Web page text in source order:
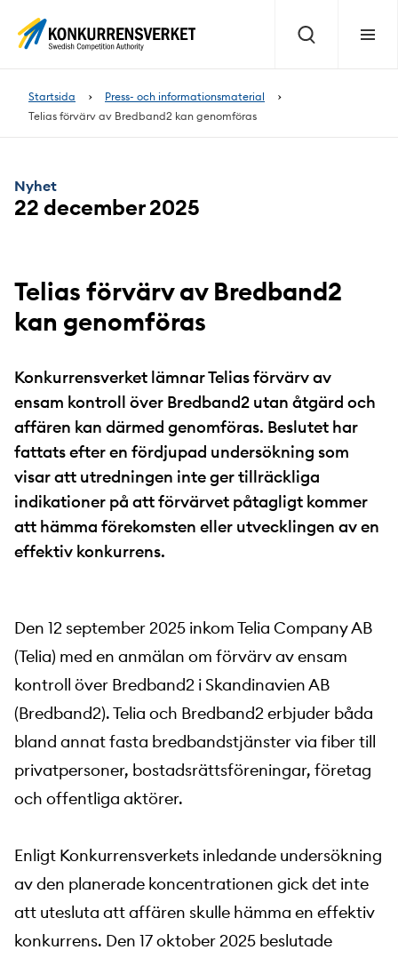
Sök Meny
Startsida
Press- och informationsmaterial
Telias förvärv av Bredband2 kan genomföras
Telias förvärv av Bredband2
kan genomföras
Konkurrensverket lämnar Telias förvärv av
ensam kontroll över Bredband2 utan åtgärd och
affären kan därmed genomföras. Beslutet har
fattats efter en fördjupad undersökning som
visar att utredningen inte ger tillräckliga
indikationer på att förvärvet påtagligt kommer
att hämma förekomsten eller utvecklingen av en
effektiv konkurrens.
Den 12 september 2025 inkom Telia Company AB
(Telia) med en anmälan om förvärv av ensam
kontroll över Bredband2 i Skandinavien AB
(Bredband2). Telia och Bredband2 erbjuder båda
bland annat fasta bredbandstjänster via fiber till
privatpersoner, bostadsrättsföreningar, företag
och offentliga aktörer.
Enligt Konkurrensverkets inledande undersökning
av den planerade koncentrationen gick det inte
att utesluta att affären skulle hämma en effektiv
konkurrens. Den 17 oktober 2025 beslutade
Nyhet
22 december 2025